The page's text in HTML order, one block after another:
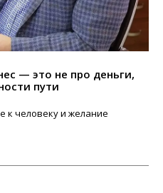
— это не про деньги,
пути
к человеку и желание